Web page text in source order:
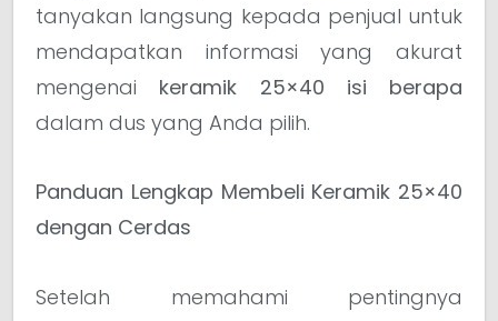
tanyakan langsung kepada penjual untuk
mendapatkan informasi yang akurat
mengenai keramik 25×40 isi berapa
dalam dus yang Anda pilih.
Panduan Lengkap Membeli Keramik 25×40
dengan Cerdas
Setelah memahami pentingnya